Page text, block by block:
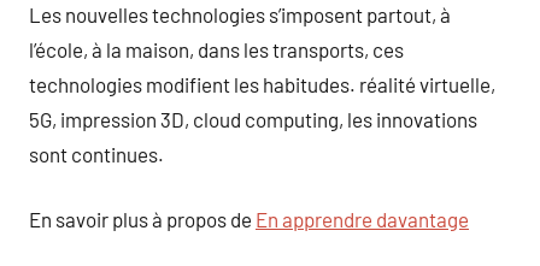
Les nouvelles technologies s’imposent partout, à
l’école, à la maison, dans les transports, ces
technologies modifient les habitudes. réalité virtuelle,
5G, impression 3D, cloud computing, les innovations
sont continues.
En savoir plus à propos de En apprendre davantage